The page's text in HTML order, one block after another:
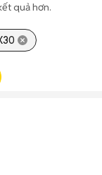
quả hơn.